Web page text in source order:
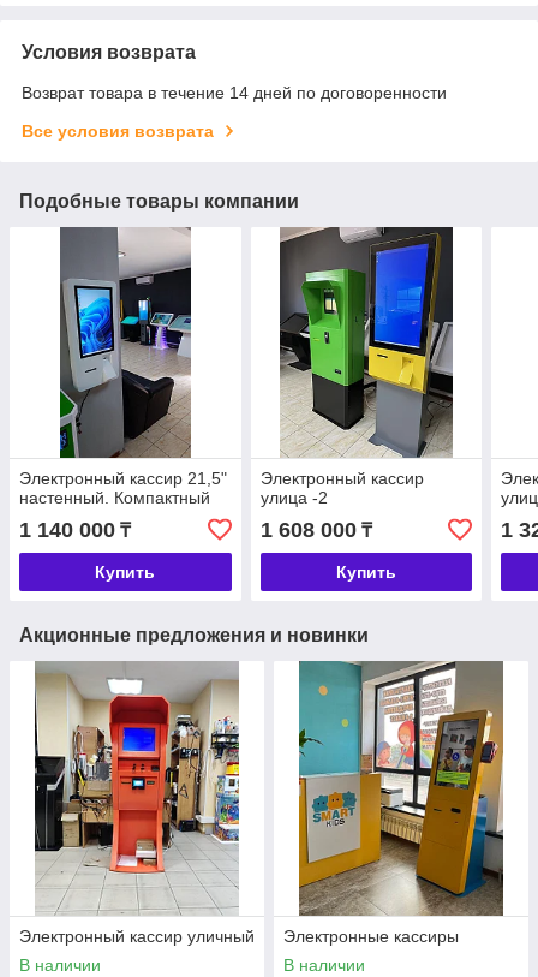
Условия возврата
Возврат товара в течение 14 дней по договоренности
Все условия возврата
Подобные товары компании
Электронный кассир 21,5"
настенный. Компактный
1 140 000 ₸
Купить
Электронный кассир
улица -2
1 608 000₸
Купить
1
Акционные предложения и новинки
Электронный кассир уличный
В наличии
Электронные кассиры
В наличии